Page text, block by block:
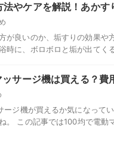
やケアを解説！あかす
が良いのか、垢すりの効果や
時に、ボロボロと垢が出てく
サージ機は買える？費
ージ機が買えるか気になって
。 この記事では100均で電動